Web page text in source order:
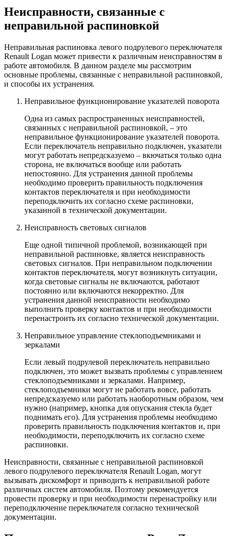
Неисправности, связанные с
неправильной распиновкой
Неправильная распиновка левого подрулевого переключателя
Renault Logan может привести к различным неисправностям в
работе автомобиля. В данном разделе мы рассмотрим
основные проблемы, связанные с неправильной распиновкой,
и способы их устранения.
Неправильное функционирование указателей поворота
Одна из самых распространенных неисправностей,
связанных с неправильной распиновкой, – это
неправильное функционирование указателей поворота.
Если переключатель неправильно подключен, указатели
могут работать непредсказуемо – вкючаться только одна
сторона, не включаться вообще или работать
непостоянно. Для устранения данной проблемы
необходимо проверить правильность подключения
контактов переключателя и при необходимости
переподключить их согласно схеме распиновки,
указанной в технической документации.
Неисправность световых сигналов
Еще одной типичной проблемой, возникающей при
неправильной распиновке, является неисправность
световых сигналов. При неправильном подключении
контактов переключателя, могут возникнуть ситуации,
когда световые сигналы не включаются, работают
постоянно или включаются некорректно. Для
устранения данной неисправности необходимо
выполнить проверку контактов и при необходимости
перенастроить их согласно технической документации.
Неправильное управление стеклоподъемниками и
зеркалами
Если левый подрулевой переключатель неправильно
подключен, это может вызвать проблемы с управлением
стеклоподъемниками и зеркалами. Например,
стеклоподъемники могут не работать вовсе, работать
непредсказуемо или работать наоборотным образом, чем
нужно (например, кнопка для опускания стекла будет
поднимать его). Для устранения проблемы необходимо
проверить правильность подключения контактов и, при
необходимости, переподключить их согласно схеме
распиновки.
Неисправности, связанные с неправильной распиновкой
левого подрулевого переключателя Renault Logan, могут
вызывать дискомфорт и приводить к неправильной работе
различных систем автомобиля. Поэтому рекомендуется
провести проверку и при необходимости перенастройку или
переподключение переключателя согласно технической
документации.